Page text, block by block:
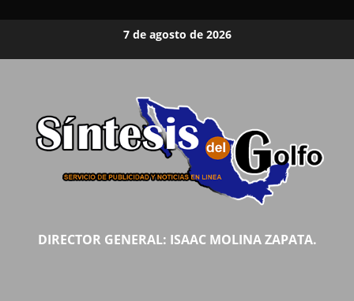
7 de agosto de 2026
DIRECTOR GENERAL: ISAAC MOLINA ZAPATA.